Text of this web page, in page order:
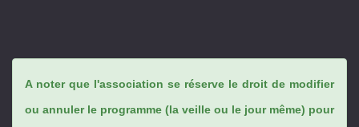
A noter que l'association se réserve le droit de modifier
ou annuler le programme (la veille ou le jour même) pour